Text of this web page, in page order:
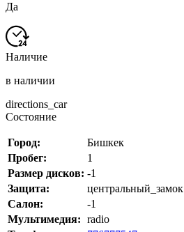
Да
Наличие
в наличии
directions_car
Состояние
Город:
Бишкек
Пробег:
1
Размер дисков: -1
Защита:
центральный_замок
Салон:
-1
Мультимедия: radio